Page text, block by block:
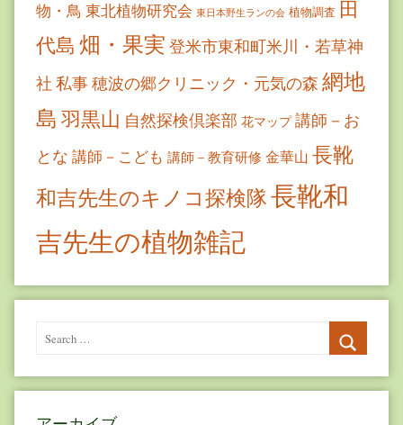
物・鳥 東北植物研究会 東日本野生ランの会 植物調査 田
代島 畑・果実 登米市東和町米川・若草神
社 私事穂波の郷クリニック・元気の森 網地
島 羽黒山 自然探検倶楽部 花マップ 講師－お
とな 講師－こども 講師－教育研修 金華山 長靴
和吉先生のキノコ探検隊長靴和
吉先生の植物雑記
Search